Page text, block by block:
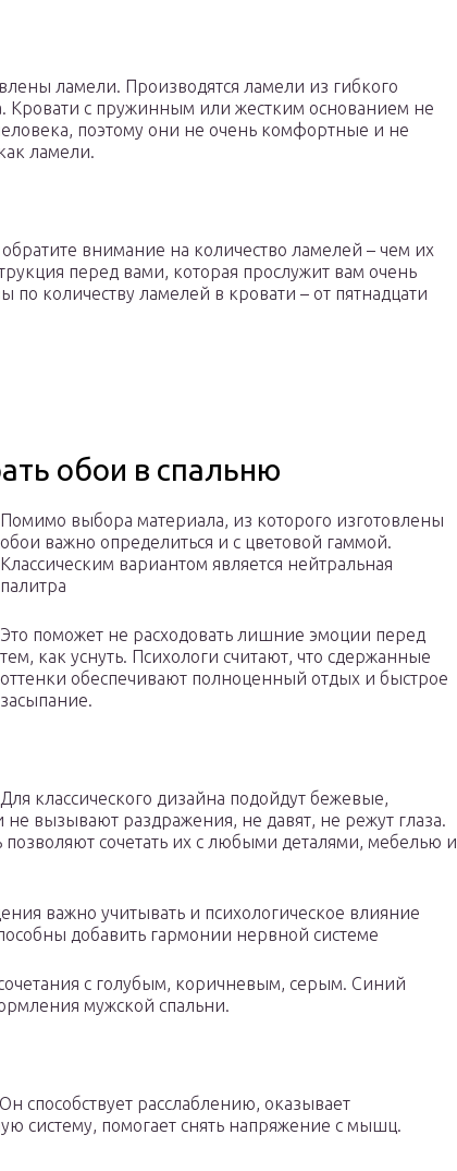
ламели. Производятся ламели из гибкого
Кровати с пружинным или жестким основанием не
поэтому они не очень комфортные и не
ламели.
внимание на количество ламелей – чем их
перед вами, которая прослужит вам очень
по количеству ламелей в кровати – от пятнадцати
обои в спальню
Помимо выбора материала, из которого изготовлены
обои важно определиться и с цветовой гаммой.
Классическим вариантом является нейтральная
палитра
Это поможет не расходовать лишние эмоции перед
тем, как уснуть. Психологи считают, что сдержанные
оттенки обеспечивают полноценный отдых и быстрое
засыпание.
Для классического дизайна подойдут бежевые,
вызывают раздражения, не давят, не режут глаза.
позволяют сочетать их с любыми деталями, мебелью и
важно учитывать и психологическое влияние
добавить гармонии нервной системе
с голубым, коричневым, серым. Синий
мужской спальни.
способствует расслаблению, оказывает
систему, помогает снять напряжение с мышц.